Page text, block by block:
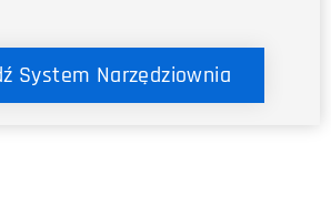
System Narzędziownia